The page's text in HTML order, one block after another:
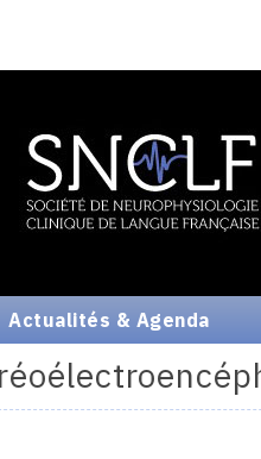
Actualités & Agenda